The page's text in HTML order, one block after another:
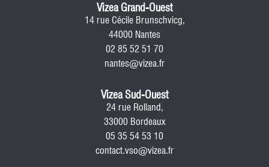
Vizea Grand-Ouest
14 rue Cécile Brunschvicg,
44000 Nantes
02 85 52 51 70
nantes@vizea.fr
Vizea Sud-Ouest
24 rue Rolland,
33000 Bordeaux
05 35 54 53 10
contact.vso@vizea.fr